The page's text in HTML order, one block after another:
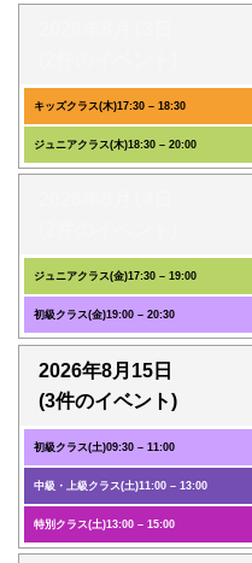
キッズクラス(木)17:30 – 18:30
ジュニアクラス(木)18:30 – 20:00
ジュニアクラス(金)17:30 – 19:00
初級クラス(金)19:00 – 20:30
2026年8月15日
(3件のイベント)
初級クラス(土)09:30 – 11:00
中級・上級クラス(土)11:00 – 13:00
特別クラス(土)13:00 – 15:00